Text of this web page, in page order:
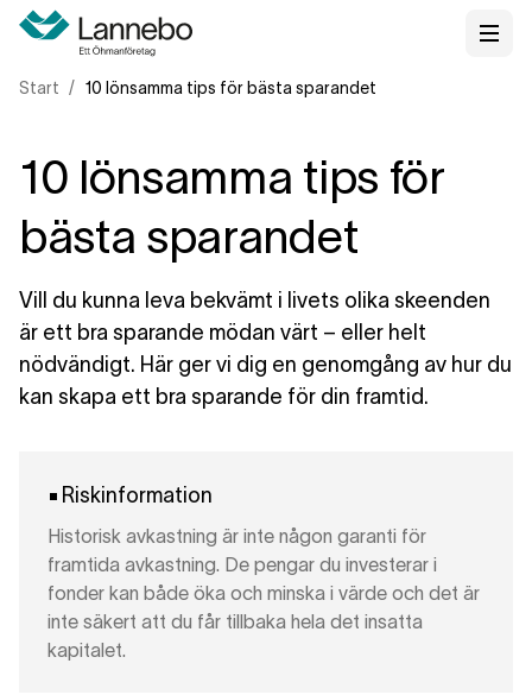
Start 10 lönsamma tips för bästa sparandet
10 lönsamma tips för
bästa sparandet
Vill du kunna leva bekvämt i livets olika skeenden
är ett bra sparande mödan värt – eller helt
nödvändigt. Här ger vi dig en genomgång av hur du
kan skapa ett bra sparande för din framtid.
Riskinformation
Historisk avkastning är inte någon garanti för
framtida avkastning. De pengar du investerar i
fonder kan både öka och minska i värde och det är
inte säkert att du får tillbaka hela det insatta
kapitalet.